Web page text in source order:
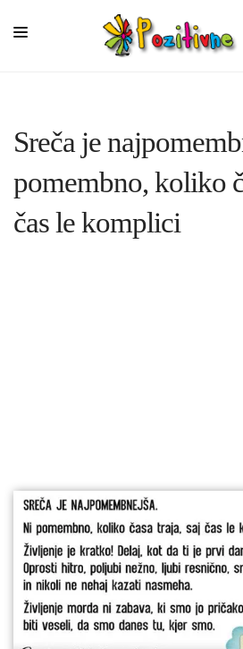
SKUPINE
MISLI
KOMPLETI
Sreča je
pomembno, koliko
čas le komplici